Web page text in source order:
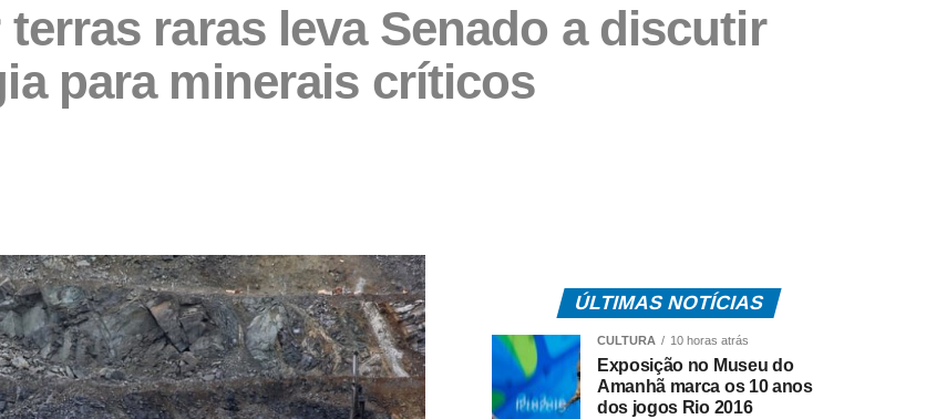
raras leva Senado a discutir
para minerais críticos
ÚLTIMAS NOTÍCIAS
CULTURA 10 horas atrás
Exposição no Museu do
Amanhã marca os 10 anos
dos jogos Rio 2016